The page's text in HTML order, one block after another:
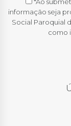
informação seja
Social Paroquial
como